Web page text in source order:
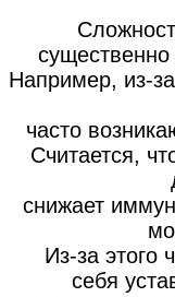
Например, из-
часто
Считается,
снижает
Из-за этого
себя